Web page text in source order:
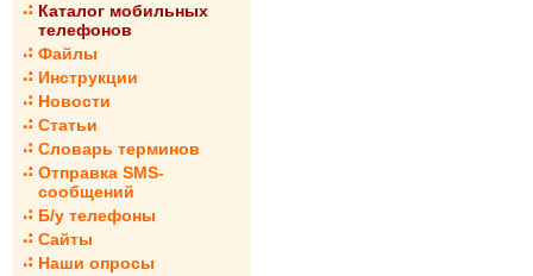
Каталог мобильных
телефонов
Файлы
Инструкции
Новости
Статьи
Словарь терминов
Отправка SMS-
сообщений
Б/у телефоны
Сайты
Наши опросы